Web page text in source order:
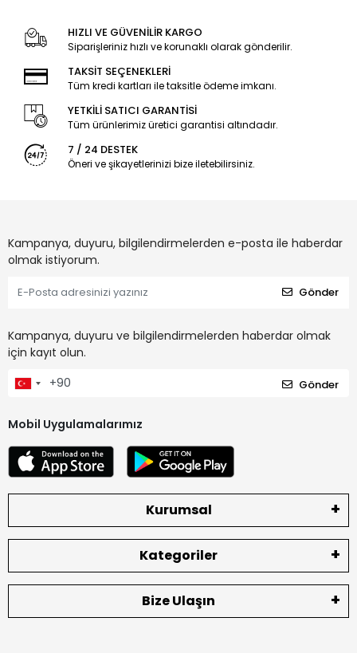
HIZLI VE GÜVENİLİR KARGO
Siparişleriniz hızlı ve korunaklı olarak gönderilir.
TAKSİT SEÇENEKLERİ
Tüm kredi kartları ile taksitle ödeme imkanı.
YETKİLİ SATICI GARANTİSİ
Tüm ürünlerimiz üretici garantisi altındadır.
7 / 24 DESTEK
Öneri ve şikayetlerinizi bize iletebilirsiniz.
Kampanya, duyuru, bilgilendirmelerden e-posta ile haberdar
olmak istiyorum.
Gönder
Kampanya, duyuru ve bilgilendirmelerden haberdar olmak
için kayıt olun.
Gönder
Mobil Uygulamalarımız
Kurumsal
Kategoriler
Bize Ulaşın